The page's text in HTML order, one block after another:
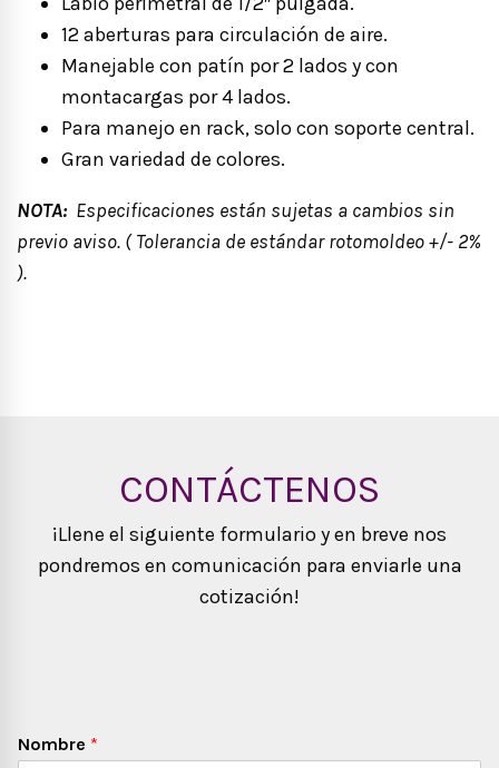
12 aberturas para circulación de aire.
Manejable con patín por 2 lados y con
montacargas por 4 lados.
Para manejo en rack, solo con soporte central.
Gran variedad de colores.
NOTA: Especificaciones están sujetas a cambios sin
previo aviso. ( Tolerancia de estándar rotomoldeo +/- 2%
).
CONTÁCTENOS
¡Llene el siguiente formulario y en breve nos
pondremos en comunicación para enviarle una
cotización!
Nombre *